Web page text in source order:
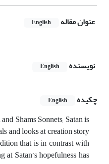
عنوان مقاله English
نویسنده English
چکیده
English
Shams Sonnets, Satan is
and looks at creation story
that is in contrast with
Satan’s hopefulness has